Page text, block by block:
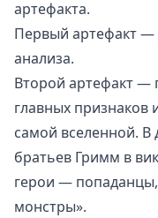
артефакта.
Первый артефакт —
анализа.
Второй артефакт —
главных
самой вселенной. В
братьев Гримм в
герои —
монстры».